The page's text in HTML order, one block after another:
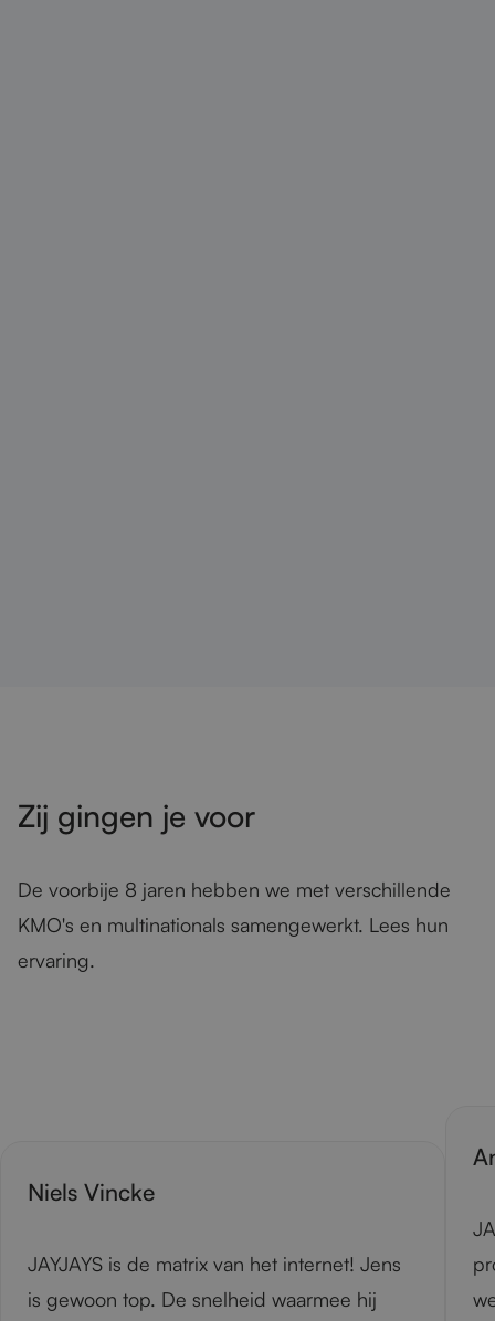
Zij gingen je voor
De voorbije 8 jaren hebben we met verschillende
KMO's en multinationals samengewerkt. Lees hun
ervaring.
Niels Vincke
JAYJAYS is de matrix van het internet! Jens
is gewoon top. De snelheid waarmee hij